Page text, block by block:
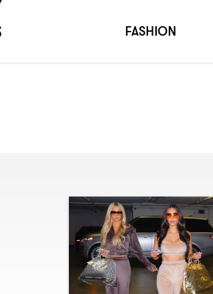
FASHION